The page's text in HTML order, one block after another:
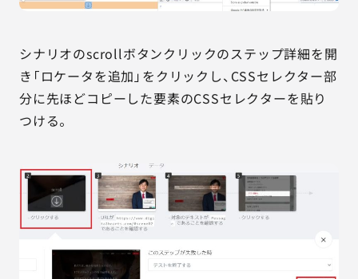
シナリオのscrollボタンクリックのステップ詳細を開
き「ロケータを追加」をクリックし、CSSセレクター部
分に先ほどコピーした要素のCSSセレクターを貼り
つける。